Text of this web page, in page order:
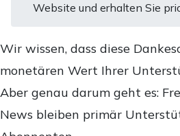
Website und erhalten Sie
Wir wissen, dass diese
monetären Wert Ihrer
Aber genau darum geht es:
News bleiben primär